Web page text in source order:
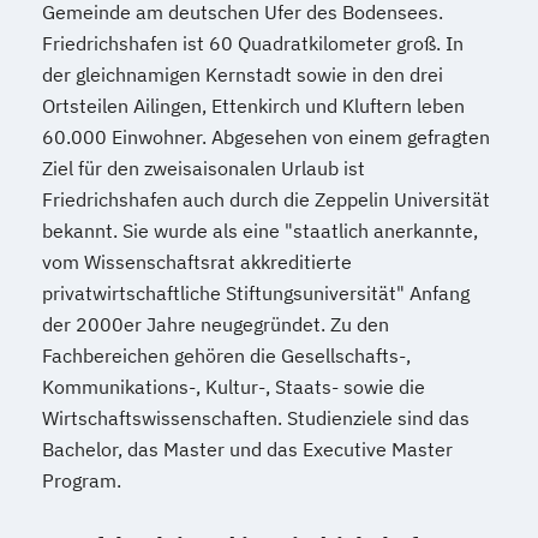
Sozialpädagogik und Inklusion
Sportmanagement
Supply Chain Management
Tourismusmanagement
UX Design
Umweltingenieurwesen
Vertragsrecht
Wirtschaftsinformatik (DE/EN)
Wirtschaftsingenieurwesen
Wirtschaftsingenieurwesen (DE/EN)
Wirtschaftsingenieurwesen Medizintechnik
Wirtschaftspsychologie (DE/EN)
Wirtschaftsrecht
Gemeinde am deutschen Ufer des Bodensees.
Friedrichshafen ist 60 Quadratkilometer groß. In
der gleichnamigen Kernstadt sowie in den drei
Ortsteilen Ailingen, Ettenkirch und Kluftern leben
60.000 Einwohner. Abgesehen von einem gefragten
Ziel für den zweisaisonalen Urlaub ist
Friedrichshafen auch durch die Zeppelin Universität
bekannt. Sie wurde als eine "staatlich anerkannte,
vom Wissenschaftsrat akkreditierte
privatwirtschaftliche Stiftungsuniversität" Anfang
der 2000er Jahre neugegründet. Zu den
Fachbereichen gehören die Gesellschafts-,
Kommunikations-, Kultur-, Staats- sowie die
Wirtschaftswissenschaften. Studienziele sind das
Bachelor, das Master und das Executive Master
Program.